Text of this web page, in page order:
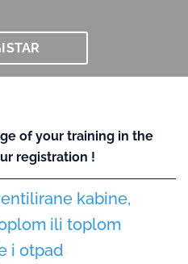
of your training in the
registration !
kabine,
ili toplom
i otpad